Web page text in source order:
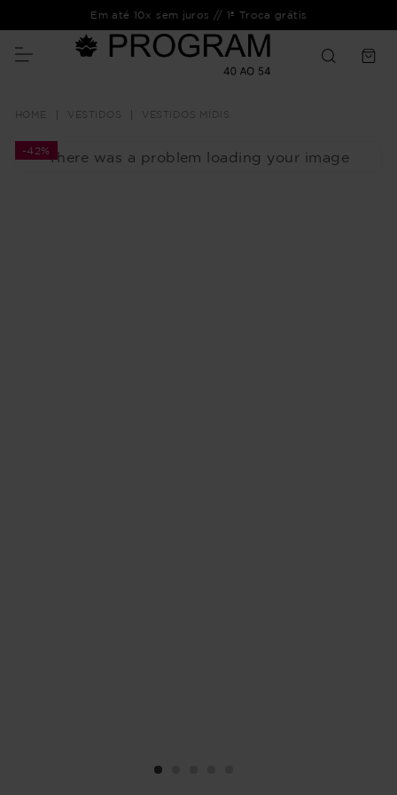
Em até 10x sem juros // 1ª Troca grátis
VESTIDOS VESTIDOS MÍDIS
There was a problem loading your image
-42%